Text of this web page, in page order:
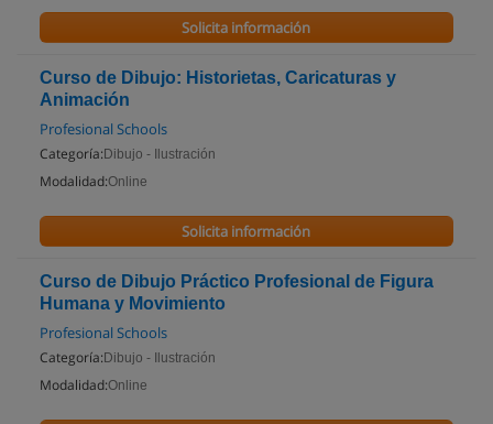
Solicita información
Curso de Dibujo: Historietas, Caricaturas y
Animación
Profesional Schools
Categoría: Dibujo - Ilustración
Modalidad:Online
Solicita información
Curso de Dibujo Práctico Profesional de Figura
Humana y Movimiento
Profesional Schools
Categoría: Dibujo - Ilustración
Modalidad:Online